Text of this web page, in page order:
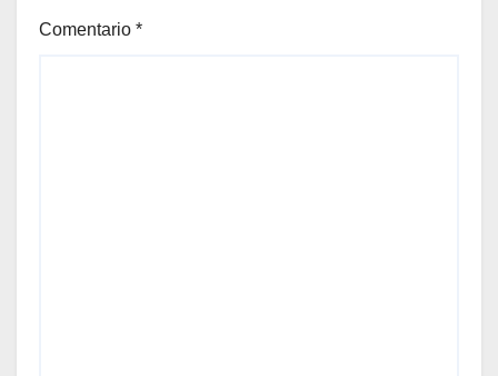
Comentario *